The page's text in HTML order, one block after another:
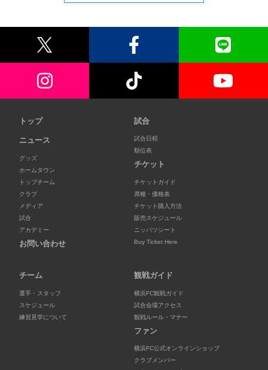
トップ
ニュース
グッズ
ホームタウン
トップチーム
クラブ
メディア
試合
アカデミー
お問い合わせ
試合
試合日程
順位表
チケット
チケットガイド
席種・価格表
チケット購入方法
販売スケジュール
ニッパツシート
Buy Ticket Here
チーム
選手・スタッフ
スケジュール
練習見学について
観戦ガイド
横浜FC観戦ガイド
試合会場アクセス
観戦ルール・マナー
ファン
横浜FC公式オンラインショップ
クラブメンバー